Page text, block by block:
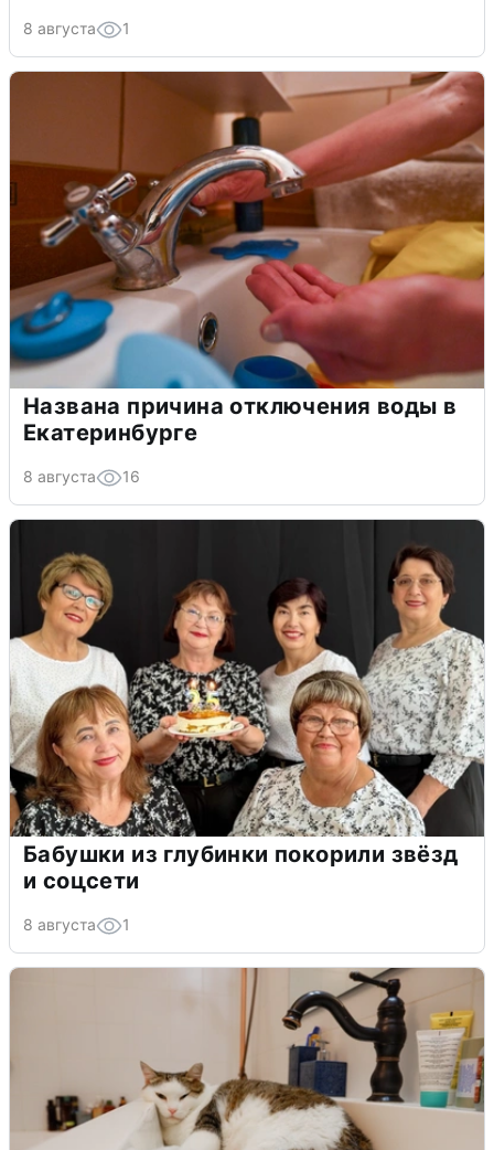
8 августа 1
Названа причина отключения воды в
Екатеринбурге
8 августа 16
Бабушки из глубинки покорили звёзд
и соцсети
8 августа 1